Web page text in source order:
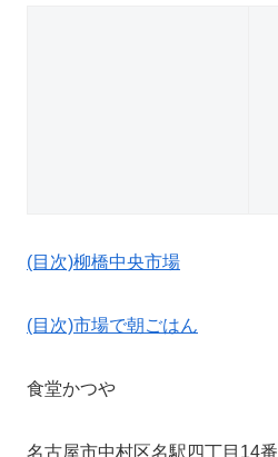
(目次)柳橋中央市場
(目次)市場で朝ごはん
食堂かつや
名古屋市中村区名駅四丁目14番